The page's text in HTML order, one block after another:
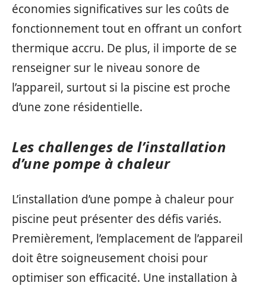
économies significatives sur les coûts de
fonctionnement tout en offrant un confort
thermique accru. De plus, il importe de se
renseigner sur le niveau sonore de
l’appareil, surtout si la piscine est proche
d’une zone résidentielle.
Les challenges de l’installation
d’une pompe à chaleur
L’installation d’une pompe à chaleur pour
piscine peut présenter des défis variés.
Premièrement, l’emplacement de l’appareil
doit être soigneusement choisi pour
optimiser son efficacité. Une installation à